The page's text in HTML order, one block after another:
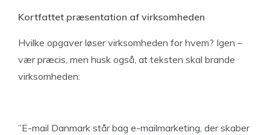
Kortfattet præsentation af virksomheden
Hvilke opgaver løser virksomheden for hvem? Igen –
vær præcis, men husk også, at teksten skal brande
virksomheden:
”E-mail Danmark står bag e-mailmarketing, der skaber